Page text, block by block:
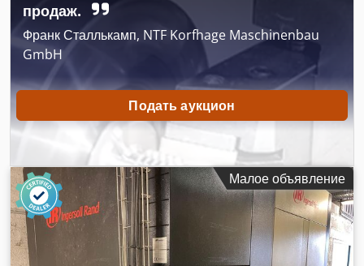
продаж.
Франк Сталлькамп, NTF Korfhage Maschinenbau
GmbH
Подать аукцион
Малое объявление